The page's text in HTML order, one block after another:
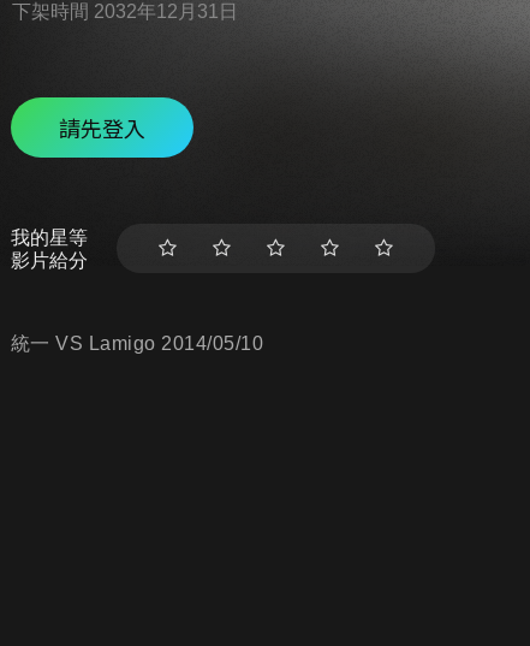
下架時間 2032年12月31日
請先登入
我的星等
影片給分
統一 VS Lamigo 2014/05/10